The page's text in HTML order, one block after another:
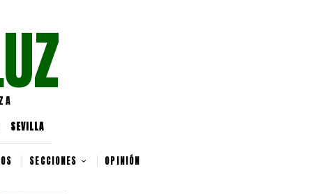
SEVILLA
SECCIONES OPINIÓN